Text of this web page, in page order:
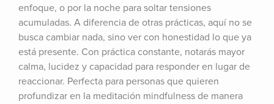
enfoque, o por la noche para soltar tensiones
acumuladas. A diferencia de otras prácticas, aquí no se
busca cambiar nada, sino ver con honestidad lo que ya
está presente. Con práctica constante, notarás mayor
calma, lucidez y capacidad para responder en lugar de
reaccionar. Perfecta para personas que quieren
profundizar en la meditación mindfulness de manera